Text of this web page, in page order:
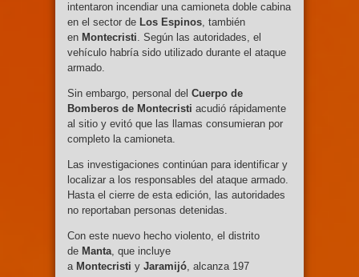
intentaron incendiar una camioneta doble cabina
en el sector de Los Espinos, también
en Montecristi. Según las autoridades, el
vehículo habría sido utilizado durante el ataque
armado.
Sin embargo, personal del Cuerpo de
Bomberos de Montecristi acudió rápidamente
al sitio y evitó que las llamas consumieran por
completo la camioneta.
Las investigaciones continúan para identificar y
localizar a los responsables del ataque armado.
Hasta el cierre de esta edición, las autoridades
no reportaban personas detenidas.
Con este nuevo hecho violento, el distrito
de Manta, que incluye
a Montecristi y Jaramijó, alcanza 197